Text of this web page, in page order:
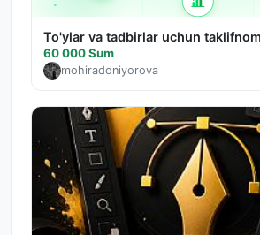
To'ylar va tadbirlar uchun
60 000 Sum
mohiradoniyorova